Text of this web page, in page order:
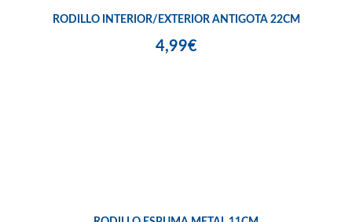
RODILLO INTERIOR/EXTERIOR ANTIGOTA 22CM
4,99€